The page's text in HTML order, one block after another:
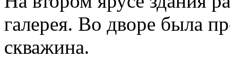
галерея. Во дворе была
скважина.